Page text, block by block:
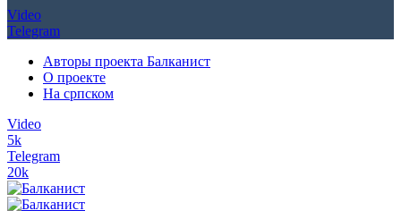
Video
Telegram
Авторы проекта Балканист
О проекте
На српском
Video
5k
Telegram
20k